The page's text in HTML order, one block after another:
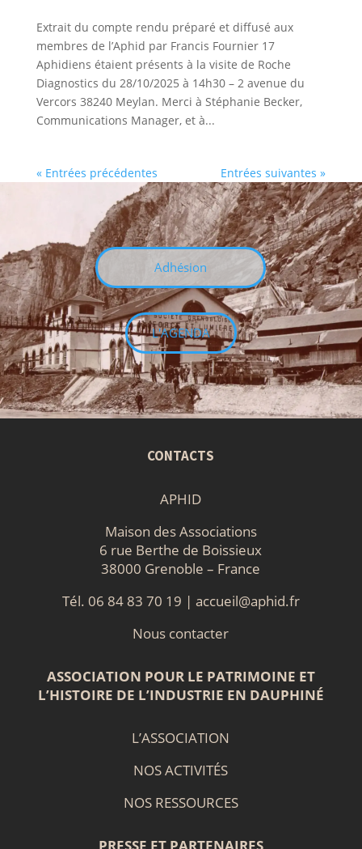
Extrait du compte rendu préparé et diffusé aux
membres de l’Aphid par Francis Fournier 17
Aphidiens étaient présents à la visite de Roche
Diagnostics du 28/10/2025 à 14h30 – 2 avenue du
Vercors 38240 Meylan. Merci à Stéphanie Becker,
Communications Manager, et à...
« Entrées précédentes Entrées suivantes »
Adhésion
L'AGENDA
CONTACTS
APHID
Maison des Associations
6 rue Berthe de Boissieux
38000 Grenoble – France
Tél. 06 84 83 70 19 | accueil@aphid.fr
Nous contacter
ASSOCIATION POUR LE PATRIMOINE ET
L’HISTOIRE DE L’INDUSTRIE EN DAUPHINÉ
L’ASSOCIATION
NOS ACTIVITÉS
NOS RESSOURCES
PRESSE ET PARTENAIRES